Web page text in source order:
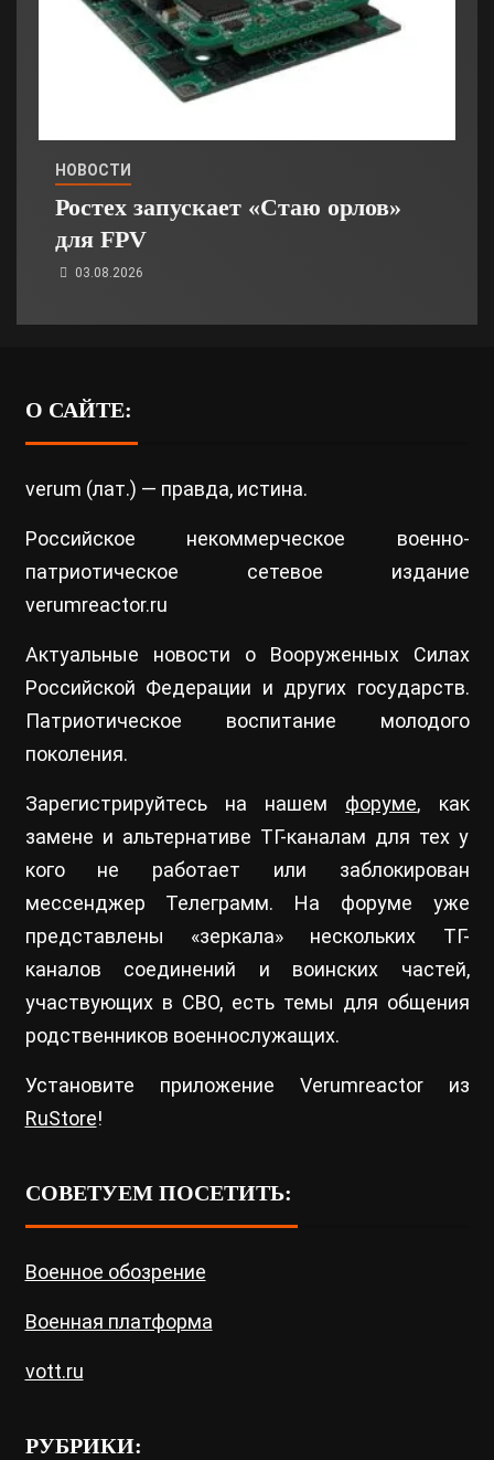
НОВОСТИ
Ростех запускает «Стаю орлов»
для FPV
03.08.2026
О САЙТЕ:
verum (лат.) — правда, истина.
Российское некоммерческое военно-
патриотическое сетевое издание
verumreactor.ru
Актуальные новости о Вооруженных Силах
Российской Федерации и других государств.
Патриотическое воспитание молодого
поколения.
Зарегистрируйтесь на нашем форуме, как
замене и альтернативе ТГ-каналам для тех у
кого не работает или заблокирован
мессенджер Телеграмм. На форуме уже
представлены «зеркала» нескольких ТГ-
каналов соединений и воинских частей,
участвующих в СВО, есть темы для общения
родственников военнослужащих.
Установите приложение Verumreactor из
RuStore!
СОВЕТУЕМ ПОСЕТИТЬ:
Военное обозрение
Военная платформа
vott.ru
РУБРИКИ: